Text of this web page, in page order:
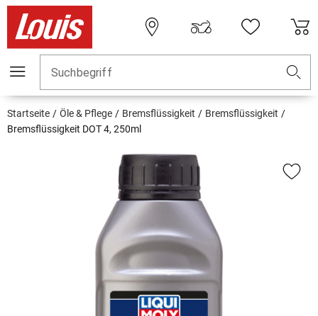
Suchbegriff
Startseite Öle & Pflege Bremsflüssigkeit
Bremsflüssigkeit
Bremsflüssigkeit DOT 4, 250ml